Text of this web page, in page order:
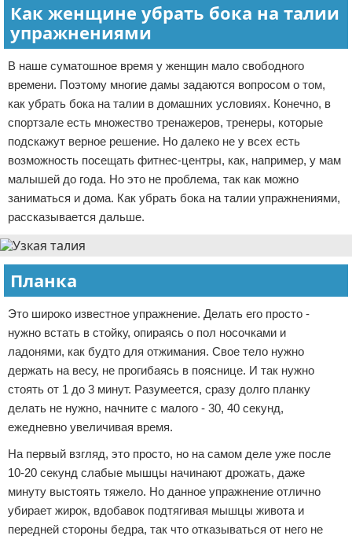
Как женщине убрать бока на талии
упражнениями
В наше суматошное время у женщин мало свободного
времени. Поэтому многие дамы задаются вопросом о том,
как убрать бока на талии в домашних условиях. Конечно, в
спортзале есть множество тренажеров, тренеры, которые
подскажут верное решение. Но далеко не у всех есть
возможность посещать фитнес-центры, как, например, у мам
малышей до года. Но это не проблема, так как можно
заниматься и дома. Как убрать бока на талии упражнениями,
рассказывается дальше.
Планка
Это широко известное упражнение. Делать его просто -
нужно встать в стойку, опираясь о пол носочками и
ладонями, как будто для отжимания. Свое тело нужно
держать на весу, не прогибаясь в пояснице. И так нужно
стоять от 1 до 3 минут. Разумеется, сразу долго планку
делать не нужно, начните с малого - 30, 40 секунд,
ежедневно увеличивая время.
На первый взгляд, это просто, но на самом деле уже после
10-20 секунд слабые мышцы начинают дрожать, даже
минуту выстоять тяжело. Но данное упражнение отлично
убирает жирок, вдобавок подтягивая мышцы живота и
передней стороны бедра, так что отказываться от него не